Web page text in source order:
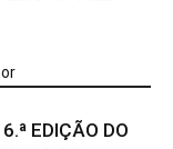
EDIÇÃO DO